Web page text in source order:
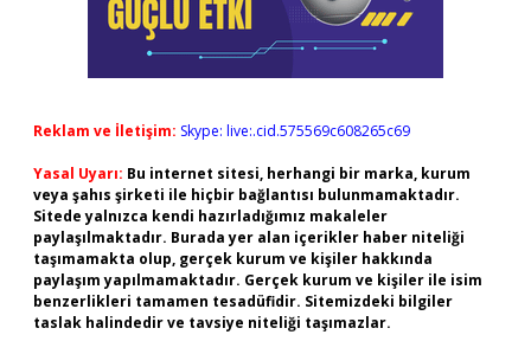
Reklam ve İletişim: Skype: live:.cid.575569c608265c69
Yasal Uyarı: Bu internet sitesi, herhangi bir marka, kurum
veya şahıs şirketi ile hiçbir bağlantısı bulunmamaktadır.
Sitede yalnızca kendi hazırladığımız makaleler
paylaşılmaktadır. Burada yer alan içerikler haber niteliği
taşımamakta olup, gerçek kurum ve kişiler hakkında
paylaşım yapılmamaktadır. Gerçek kurum ve kişiler ile isim
benzerlikleri tamamen tesadüfidir. Sitemizdeki bilgiler
taslak halindedir ve tavsiye niteliği taşımazlar.